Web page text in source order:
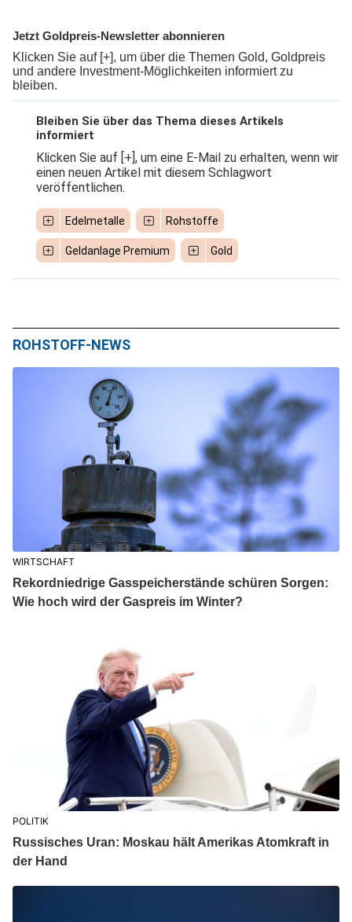
Jetzt Goldpreis-Newsletter abonnieren
Klicken Sie auf [+], um über die Themen Gold, Goldpreis
und andere Investment-Möglichkeiten informiert zu
bleiben.
Bleiben Sie über das Thema dieses Artikels
informiert
Klicken Sie auf [+], um eine E-Mail zu erhalten, wenn wir
einen neuen Artikel mit diesem Schlagwort
veröffentlichen.
Edelmetalle Rohstoffe
Geldanlage Premium Gold
ROHSTOFF-NEWS
WIRTSCHAFT
Rekordniedrige Gasspeicherstände schüren Sorgen:
Wie hoch wird der Gaspreis im Winter?
POLITIK
Russisches Uran: Moskau hält Amerikas Atomkraft in
der Hand